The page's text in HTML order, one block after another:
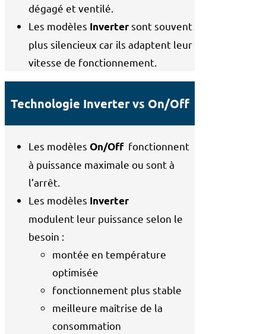
dégagé et ventilé.
Les modèles Invertersont souvent
plus silencieux car ils adaptent leur
vitesse de fonctionnement.
Technologie Inverter vs On/Off
Les modèles On/Offfonctionnent
à puissance maximale ou sont à
l’arrêt.
Les modèles Inverter
modulent leur puissance selon le
besoin :
montée en température
optimisée
fonctionnement plus stable
meilleure maîtrise de la
consommation